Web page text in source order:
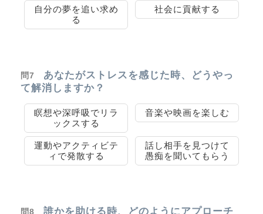
自分の夢を追い求め
る
社会に貢献する
問7
あなたがストレスを感じた時、どうやっ
て解消しますか？
瞑想や深呼吸でリラ
ックスする
音楽や映画を楽しむ
運動やアクティビテ
ィで発散する
話し相手を見つけて
愚痴を聞いてもらう
問8
誰かを助ける時、どのようにアプローチ